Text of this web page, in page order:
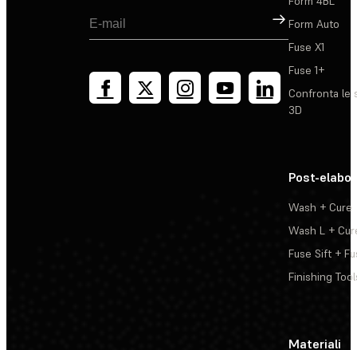
Registrati
Form Auto
Fuse X1
Fuse 1+
Confronta le
3D
Post-
Wash + Cure
Wash L +
Fuse Sift +
Finishing
Materiali